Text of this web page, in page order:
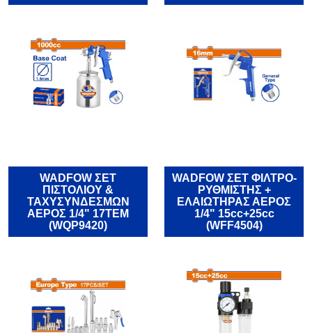
WADFOW ΣΕΤ
ΠΙΣΤΟΛΙΟΥ &
ΤΑΧΥΣΥΝΔΕΣΜΩΝ
ΑΕΡΟΣ 1/4" 17ΤΕΜ
(WQP9420)
WADFOW ΣΕΤ ΦΙΛΤΡΟ-
ΡΥΘΜΙΣΤΗΣ +
ΕΛΑΙΩΤΗΡΑΣ ΑΕΡΟΣ
1/4" 15cc+25cc
(WFF4504)